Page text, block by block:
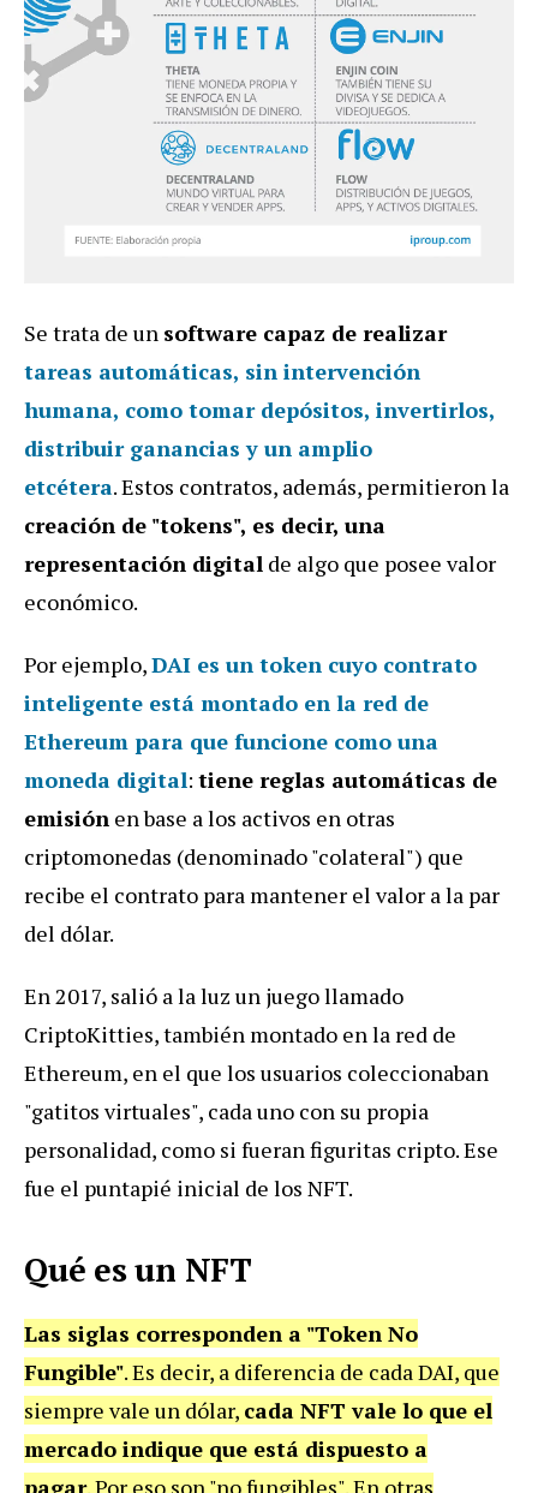
Se trata de un software capaz de realizar
tareas automáticas, sin intervención
humana, como tomar depósitos, invertirlos,
distribuir ganancias y un amplio
etcétera. Estos contratos, además, permitieron la
creación de "tokens", es decir, una
representación digital de algo que posee valor
económico.
Por ejemplo,DAI es un token cuyo contrato
inteligente está montado en la red de
Ethereum para que funcione como una
moneda digital: tiene reglas automáticas de
emisión en base a los activos en otras
criptomonedas (denominado "colateral") que
recibe el contrato para mantener el valor a la par
del dólar.
En 2017, salió a la luz un juego llamado
CriptoKitties, también montado en la red de
Ethereum, en el que los usuarios coleccionaban
"gatitos virtuales", cada uno con su propia
personalidad, como si fueran figuritas cripto. Ese
fue el puntapié inicial de los NFT.
Qué es un NFT
Las siglas corresponden a "Token No
Fungible". Es decir, a diferencia de cada DAI, que
siempre vale un dólar, cada NFT vale lo que el
mercado indique que está dispuesto a
pagar. Por eso son "no fungibles". En otras